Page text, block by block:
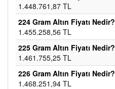
1.448.761,87 TL
224 Gram Altın Fiyatı Nedir?
1.455.258,56 TL
225 Gram Altın Fiyatı Nedir?
1.461.755,25 TL
226 Gram Altın Fiyatı Nedir?
1.468.251,94 TL